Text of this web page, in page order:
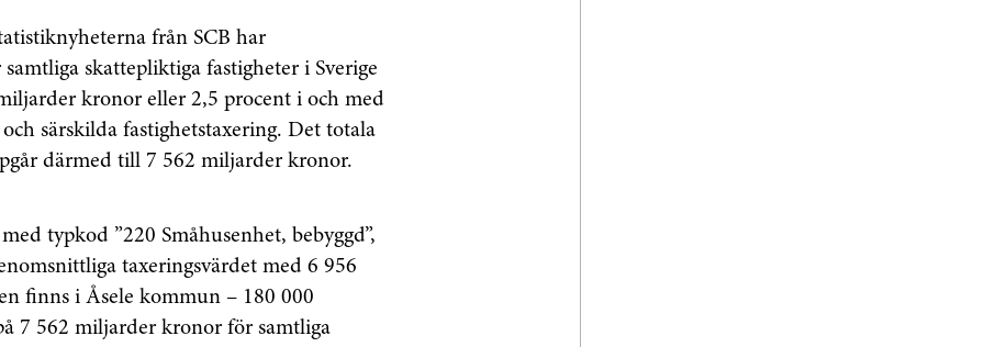
från SCB har
skattepliktiga fastigheter i Sverige
kronor eller 2,5 procent i och med
särskilda fastighetstaxering. Det totala
därmed till 7 562 miljarder kronor.
typkod ”220 Småhusenhet, bebyggd”,
taxeringsvärdet med 6 956
finns i Åsele kommun – 180 000
7 562 miljarder kronor för samtliga